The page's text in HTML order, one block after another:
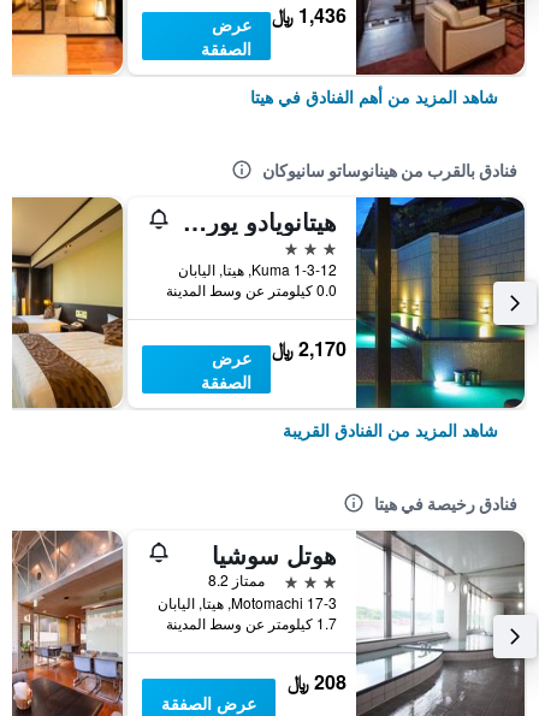
1,436 ﷼
عرض
الصفقة
شاهد المزيد من أهم الفنادق في هيتا
فنادق بالقرب من هينانوساتو سانيوكان
هيتانويادو يورودويا
3 نجوم
1-3-12 Kuma, هيتا, اليابان
0.0 كيلومتر عن وسط المدينة
2,170 ﷼
عرض
الصفقة
شاهد المزيد من الفنادق القريبة
فنادق رخيصة في هيتا
هوتل سوشيا
3 نجوم
ممتاز 8.2
17-3 Motomachi, هيتا, اليابان
1.7 كيلومتر عن وسط المدينة
208 ﷼
عرض الصفقة